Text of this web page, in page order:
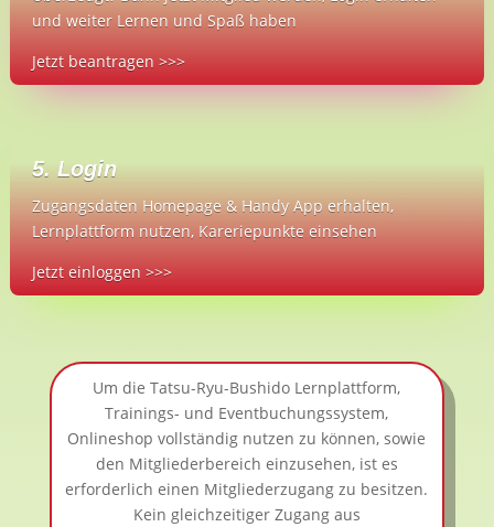
und weiter Lernen und Spaß haben
Jetzt beantragen >>>
5. Login
Zugangsdaten Homepage & Handy App erhalten,
Lernplattform nutzen, Kareriepunkte einsehen
Jetzt einloggen >>>
Um die Tatsu-Ryu-Bushido Lernplattform,
Trainings- und Eventbuchungssystem,
Onlineshop vollständig nutzen zu können, sowie
den Mitgliederbereich einzusehen, ist es
erforderlich einen Mitgliederzugang zu besitzen.
Kein gleichzeitiger Zugang aus